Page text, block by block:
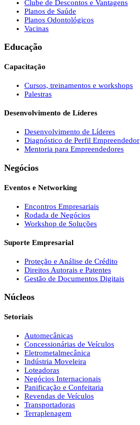
Clube de Descontos e Vantagens
Planos de Saúde
Planos Odontológicos
Vacinas
Educação
Capacitação
Cursos, treinamentos e workshops
Palestras
Desenvolvimento de Líderes
Desenvolvimento de Líderes
Diagnóstico de Perfil Empreendedor
Mentoria para Empreendedores
Negócios
Eventos e Networking
Encontros Empresariais
Rodada de Negócios
Workshop de Soluções
Suporte Empresarial
Proteção e Análise de Crédito
Direitos Autorais e Patentes
Gestão de Documentos Digitais
Núcleos
Setoriais
Automecânicas
Concessionárias de Veículos
Eletrometalmecânica
Indústria Moveleira
Loteadoras
Negócios Internacionais
Panificação e Confeitaria
Revendas de Veículos
Transportadoras
Terraplenagem